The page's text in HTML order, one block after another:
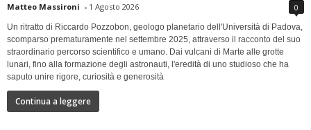
Matteo Massironi - 1 Agosto 2026 0
Un ritratto di Riccardo Pozzobon, geologo planetario dell'Università di Padova,
scomparso prematuramente nel settembre 2025, attraverso il racconto del suo
straordinario percorso scientifico e umano. Dai vulcani di Marte alle grotte
lunari, fino alla formazione degli astronauti, l'eredità di uno studioso che ha
saputo unire rigore, curiosità e generosità
Continua a leggere